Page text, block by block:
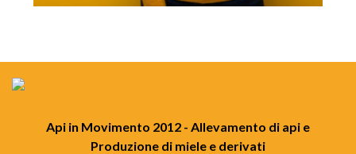
Api in Movimento 2012 - Allevamento di api e
Produzione di miele e derivati